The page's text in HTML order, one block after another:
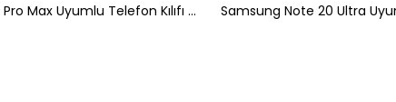
iPhone 12 Pro Max Uyumlu Telefon Kılıfı Şeffaf